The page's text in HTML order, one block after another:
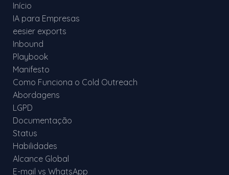
Início
IA para Empresas
eesier exports
Inbound
Playbook
Manifesto
Como Funciona o Cold Outreach
Abordagens
LGPD
Documentação
Status
Habilidades
Alcance Global
E-mail vs WhatsApp